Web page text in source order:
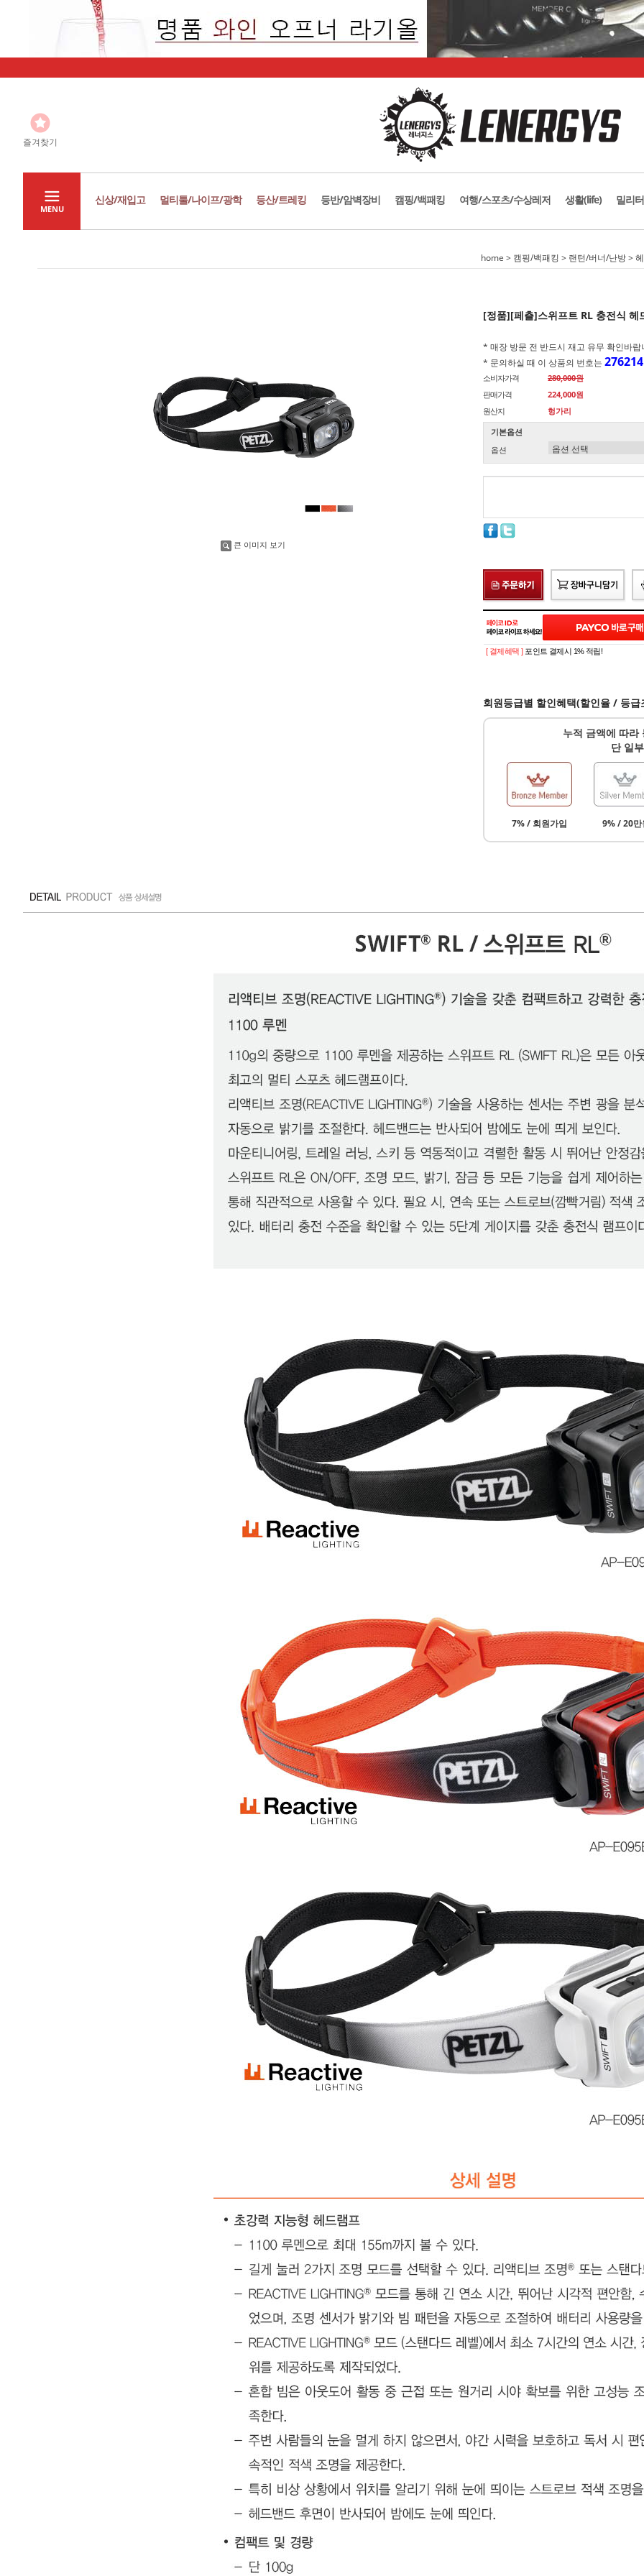
즐겨찾기
MENU
신상/재입고 멀티툴/나이프/광학 등산/트레킹 등반/암벽장비 캠핑/백패킹 여행/스포츠/수상레저 생활(life) 밀리
home > 캠핑/백패킹 > 랜턴/버너/난방>
큰 이미지 보기
[정품][페츨]스위프트 RL 충전식
* 매장 방문 전 반드시 재고 유무 확인바
* 문의하실 때 이 상품의 번호는
소비자가격
280,000원
판매가격
224,000원
원산지
헝가리
기본옵션
옵션
[ 결제혜택 ] 포인트 결제시 1% 적립!
회원등급별 할인혜택(할인율 / 등급
누적 금액에 따라
단 일
7% / 회원가입 9% / 20만